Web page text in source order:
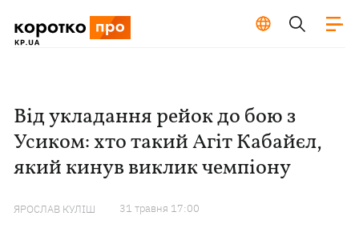
Від укладання рейок до бою з
Усиком: хто такий Агіт Кабайєл,
який кинув виклик чемпіону
ЯРОСЛАВ КУЛІШ 31 травня 17:00